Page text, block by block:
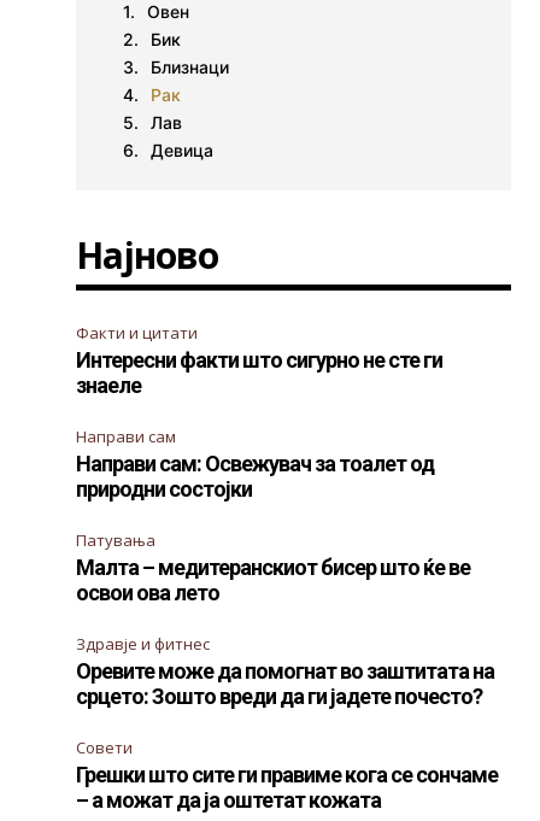
Овен
Бик
Близнаци
Рак
Лав
Девица
Најново
Факти и цитати
Интересни факти што сигурно не сте ги
знаеле
Направи сам
Направи сам: Освежувач за тоалет од
природни состојки
Патувања
Малта – медитеранскиот бисер што ќе ве
освои ова лето
Здравје и фитнес
Оревите може да помогнат во заштитата на
срцето: Зошто вреди да ги јадете почесто?
Совети
Грешки што сите ги правиме кога се сончаме
– а можат да ја оштетат кожата